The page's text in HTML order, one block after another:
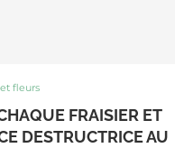
fleurs
FRAISIER ET
DESTRUCTRICE AU